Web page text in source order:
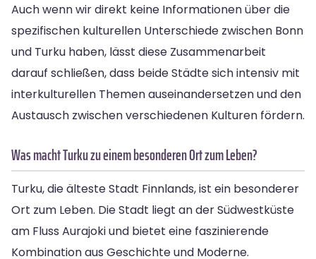
Auch wenn wir direkt keine Informationen über die
spezifischen kulturellen Unterschiede zwischen Bonn
und Turku haben, lässt diese Zusammenarbeit
darauf schließen, dass beide Städte sich intensiv mit
interkulturellen Themen auseinandersetzen und den
Austausch zwischen verschiedenen Kulturen fördern.
Was macht Turku zu einem besonderen Ort zum Leben?
Turku, die älteste Stadt Finnlands, ist ein besonderer
Ort zum Leben. Die Stadt liegt an der Südwestküste
am Fluss Aurajoki und bietet eine faszinierende
Kombination aus Geschichte und Moderne.